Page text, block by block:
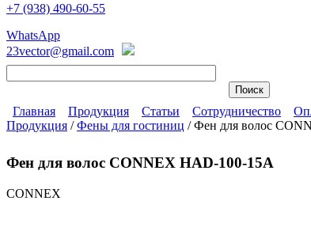
Чистые технологии
+7 (938) 490-60-55
WhatsApp
23vector@gmail.com
Главное меню
Главная Продукция Статьи Сотрудничество
Продукция / Фены для гостиниц / Фен для волос
Фен для волос CONNEX HAD-100-15A
CONNEX